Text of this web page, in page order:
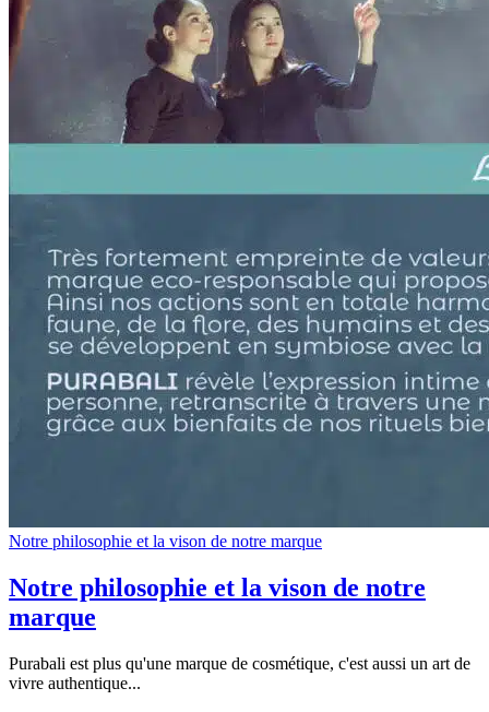
Notre philosophie et la vison de notre marque
Notre philosophie et la vison de notre
marque
Purabali est plus qu'une marque de cosmétique, c'est aussi un art de
vivre authentique...